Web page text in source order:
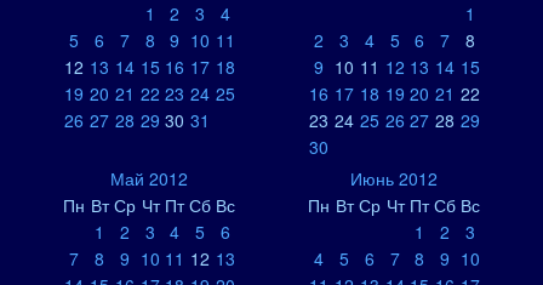
1
2 3
4
5
6 7 8 9 10 11
12 13 14 15 16 17 18
19 20 21 22 23 24 25
26 27 28 29 30 31
1
2
3 4 5 6 7
8
9 10 11 12 13 14 15
16 17 18 19 20 21 22
23 24 25 26 27 28 29
30
Май 2012
Пн Вт Ср Чт Пт Сб Вс
1
2 3 4 5
6
7
8 9 10 11 12 13
Июнь 2012
Пн Вт Ср Чт Пт Сб Вс
1
2
3
4
5 6 7 8 9 10